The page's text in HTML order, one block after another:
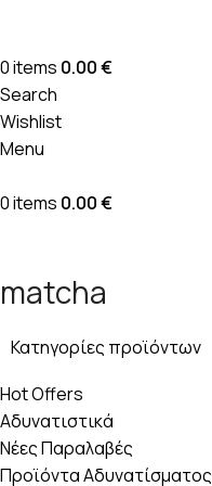
0items 0.00€
Search
Wishlist
Menu
0items 0.00€
matcha
Κατηγορίες προϊόντων
Hot Offers
Αδυνατιστικά
Νέες Παραλαβές
Προϊόντα Αδυνατίσματος